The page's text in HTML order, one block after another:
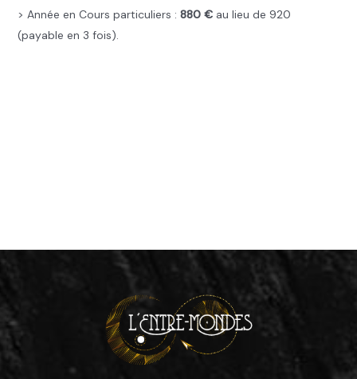
> Année en Cours particuliers : 880 € au lieu de 920
(payable en 3 fois).